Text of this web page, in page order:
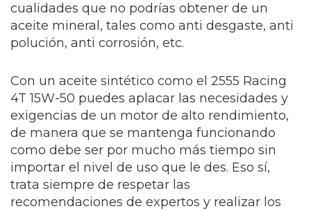
cualidades que no podrías obtener de un
aceite mineral, tales como anti desgaste, anti
polución, anti corrosión, etc.
Con un aceite sintético como el 2555 Racing
4T 15W-50 puedes aplacar las necesidades y
exigencias de un motor de alto rendimiento,
de manera que se mantenga funcionando
como debe ser por mucho más tiempo sin
importar el nivel de uso que le des. Eso sí,
trata siempre de respetar las
recomendaciones de expertos y realizar los